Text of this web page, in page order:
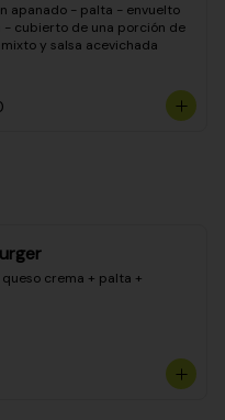
apanado - palta - envuelto
- cubierto de una porción de
y salsa acevichada
queso crema + palta +